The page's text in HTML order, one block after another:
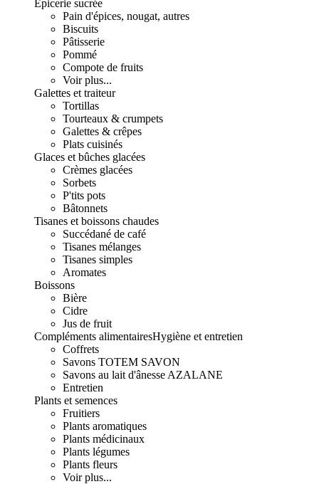
Épicerie sucrée
Pain d'épices, nougat, autres
Biscuits
Pâtisserie
Pommé
Compote de fruits
Voir plus...
Galettes et traiteur
Tortillas
Tourteaux & crumpets
Galettes & crêpes
Plats cuisinés
Glaces et bûches glacées
Crèmes glacées
Sorbets
P'tits pots
Bâtonnets
Tisanes et boissons chaudes
Succédané de café
Tisanes mélanges
Tisanes simples
Aromates
Boissons
Bière
Cidre
Jus de fruit
Compléments alimentairesHygiène et entretien
Coffrets
Savons TOTEM SAVON
Savons au lait d'ânesse AZALANE
Entretien
Plants et semences
Fruitiers
Plants aromatiques
Plants médicinaux
Plants légumes
Plants fleurs
Voir plus...